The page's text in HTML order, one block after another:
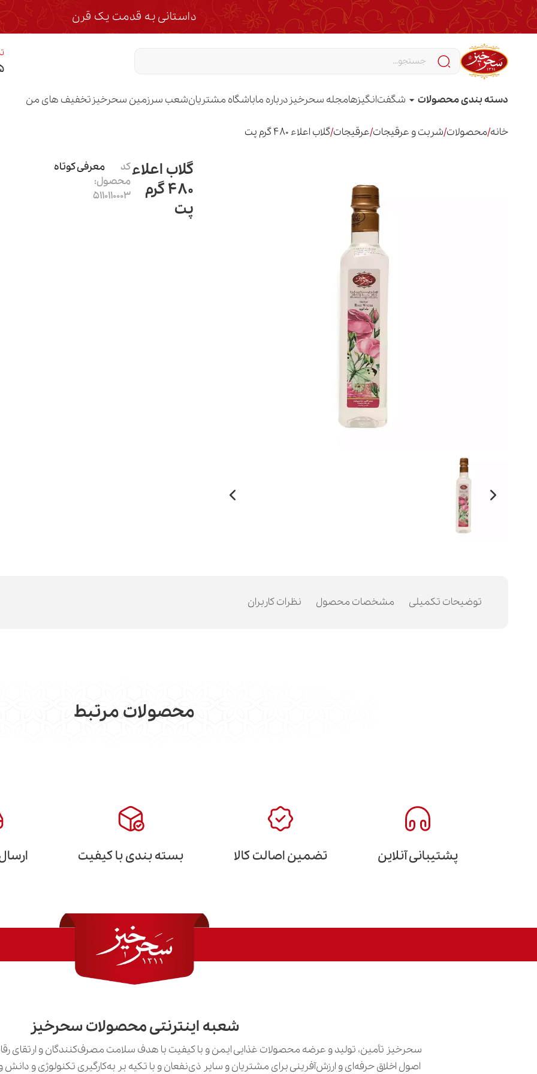
داستانی به قدمت یک قرن
دسته بندی محصولات شگفت‌انگیزهامجله سحرخیز درباره ماباشگاه مشتریانشعب سرزمین سحرخیز تخفیف های من
خانه/محصولات/شربت و عرقیجات/عرقیجات/گلاب اعلاء 480 گرم پت
گلاب اعلاء
480 گرم
پت
کد
محصول:
5110110003
معرفی کوتاه
توضیحات تکمیلی مشخصات محصول نظرات کاربران
محصولات مرتبط
پشتیبانی آنلاین تضمین اصالت کالا بسته بندی با کیفیت
شعبه اینترنتی محصولات سحرخیز
سحرخیز تأمین، تولید و عرضه محصولات غذایی ایمن و با کیفیت با هدف سلامت مصرف‌کنندگان و ارتقای
اصول اخلاق حرفه‌ای و ارزش‌آفرینی برای مشتریان و سایر ذی‌نفعان و با تکیه بر به‌کارگیری تکنولوژی و